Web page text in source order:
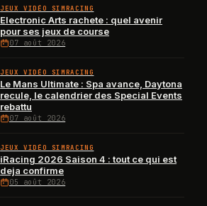
JEUX VIDÉO SIMRACING
Electronic Arts rachete : quel avenir
pour ses jeux de course
07 août 2026
JEUX VIDÉO SIMRACING
Le Mans Ultimate : Spa avance, Daytona
recule, le calendrier des Special Events
rebattu
07 août 2026
JEUX VIDÉO SIMRACING
iRacing 2026 Saison 4 : tout ce qui est
deja confirme
05 août 2026